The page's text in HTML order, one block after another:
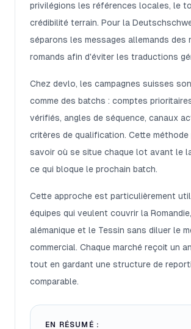
privilégions les références locales, le
crédibilité terrain. Pour la
séparons les messages allemands des
romands afin d'éviter les traductions
Chez devlo, les campagnes suisses
comme des batchs : comptes
vérifiés, angles de séquence, canaux
critères de qualification. Cette méthode
savoir où se situe chaque lot avant le
ce qui bloque le prochain batch.
Cette approche est particulièrement
équipes qui veulent couvrir la
alémanique et le Tessin sans diluer le
commercial. Chaque marché reçoit un
tout en gardant une structure de
comparable.
EN RÉSUMÉ :